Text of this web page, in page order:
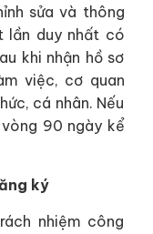
sửa và thông
lần duy nhất có
khi nhận hồ sơ
việc, cơ quan
cá nhân. Nếu
90 ngày kể
ký
nhiệm công